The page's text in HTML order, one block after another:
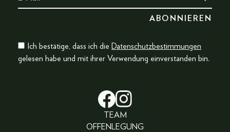
Ich bestätige, dass ich die Datenschutzbestimmungen
gelesen habe und mit ihrer Verwendung einverstanden bin.
TEAM
OFFENLEGUNG